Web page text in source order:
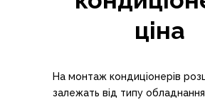
ціна
На монтаж кондиціонерів
залежать від типу